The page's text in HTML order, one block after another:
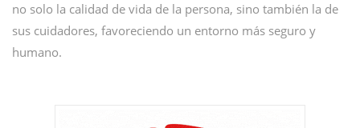
no solo la calidad de vida de la persona, sino también la de
sus cuidadores, favoreciendo un entorno más seguro y
humano.